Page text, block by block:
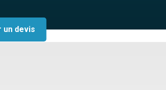
un devis